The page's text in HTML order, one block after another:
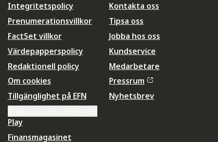
Integritetspolicy
Prenumerationsvillkor
FactSet villkor
Värdepapperspolicy
Redaktionell policy
Om cookies
Tillgänglighet på EFN
Kontakta oss
Tipsa oss
Jobba hos oss
Kundservice
Medarbetare
Pressrum
Nyhetsbrev
Play
Finansmagasinet